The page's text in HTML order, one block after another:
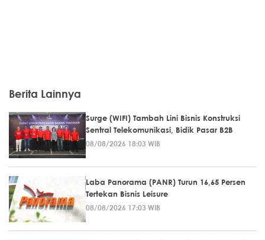
Berita Lainnya
Surge (WIFI) Tambah Lini Bisnis Konstruksi
Sentral Telekomunikasi, Bidik Pasar B2B
08/08/2026 18:03 WIB
Laba Panorama (PANR) Turun 16,65 Persen
Tertekan Bisnis Leisure
08/08/2026 17:03 WIB